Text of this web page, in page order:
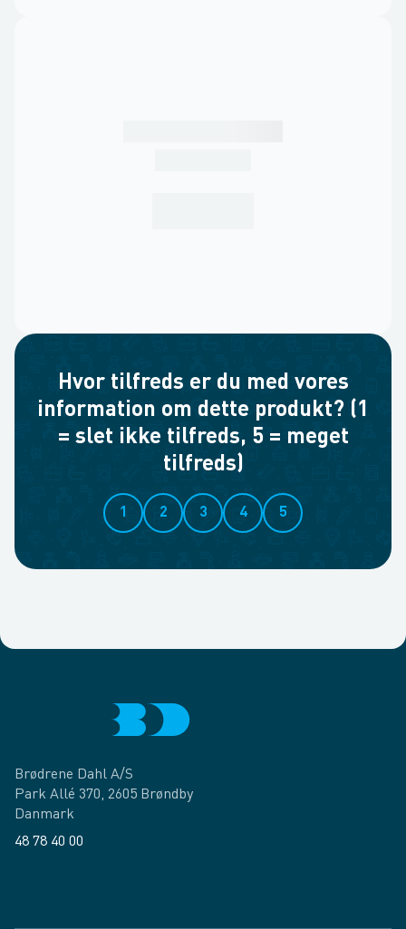
Hvor tilfreds er du med vores
information om dette produkt? (1
= slet ikke tilfreds, 5 = meget
tilfreds)
1 2 3 4 5
Brødrene Dahl A/S
Park Allé 370, 2605 Brøndby
Danmark
48 78 40 00